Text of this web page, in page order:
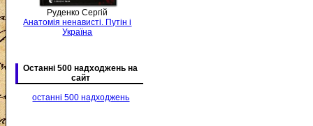
Руденко Сергій
Анатомія ненависті. Путін і
Україна
Останні 500 надходжень на
сайт
останні 500 надходжень